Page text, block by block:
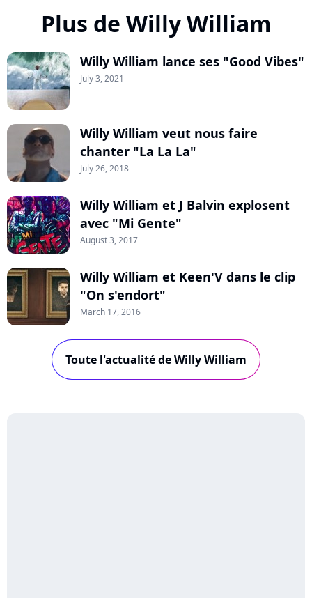
Plus de Willy William
Willy William lance ses "Good Vibes"
July 3, 2021
Willy William veut nous faire
chanter "La La La"
July 26, 2018
Willy William et J Balvin explosent
avec "Mi Gente"
August 3, 2017
Willy William et Keen'V dans le clip
"On s'endort"
March 17, 2016
Toute l'actualité de Willy William